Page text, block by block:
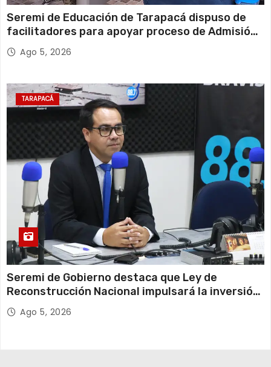
Seremi de Educación de Tarapacá dispuso de
facilitadores para apoyar proceso de Admisión
Escolar 2027
Ago 5, 2026
TARAPACÁ
Seremi de Gobierno destaca que Ley de
Reconstrucción Nacional impulsará la inversión
y el empleo en Tarapacá
Ago 5, 2026